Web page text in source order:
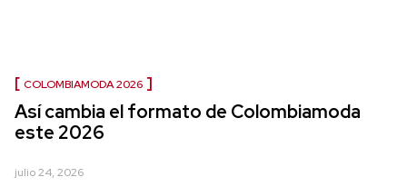
COLOMBIAMODA 2026
Así cambia el formato de Colombiamoda
este 2026
julio 24, 2026